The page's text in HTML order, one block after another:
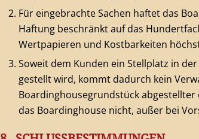
Für eingebrachte Sachen haftet das
Haftung beschränkt auf das
Wertpapieren und Kostbarkeiten
Soweit dem Kunden ein Stellplatz in
gestellt wird, kommt dadurch kein
Boardinghousegrundstück
das Boardinghouse nicht, außer bei